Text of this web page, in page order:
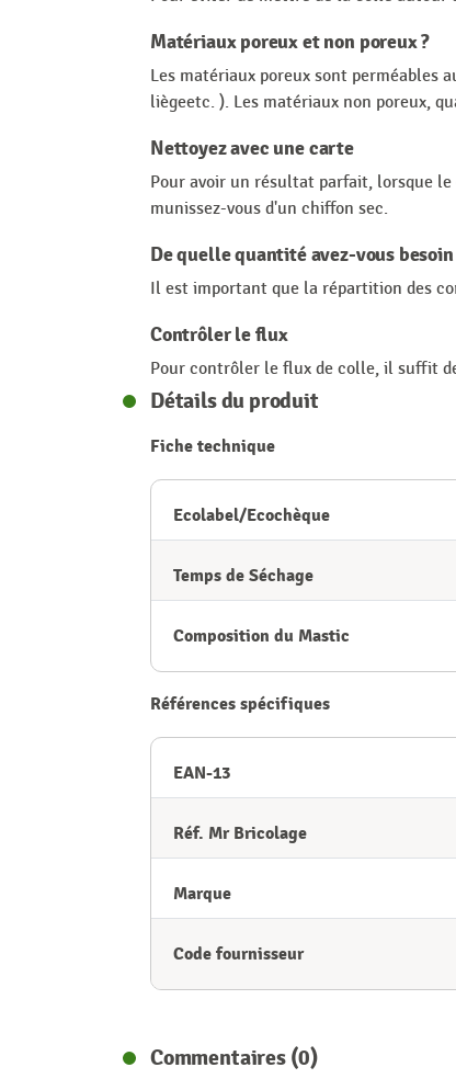
Matériaux poreux et non poreux ?
Les matériaux poreux sont perméables
liègeetc. ). Les matériaux non poreux,
Nettoyez avec une carte
Pour avoir un résultat parfait, lorsque
munissez-vous d'un chiffon sec.
De quelle quantité avez-vous besoin
Il est important que la répartition des
Contrôler le flux
Pour contrôler le flux de colle, il suffit
Détails du produit
Fiche technique
Ecolabel/Ecochèque
Temps de Séchage
Composition du Mastic
Références spécifiques
EAN-13
Réf. Mr Bricolage
Marque
Code fournisseur
Commentaires (0)